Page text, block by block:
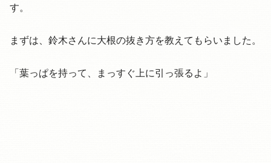
す。
まずは、鈴木さんに大根の抜き方を教えてもらいました。
「葉っぱを持って、まっすぐ上に引っ張るよ」